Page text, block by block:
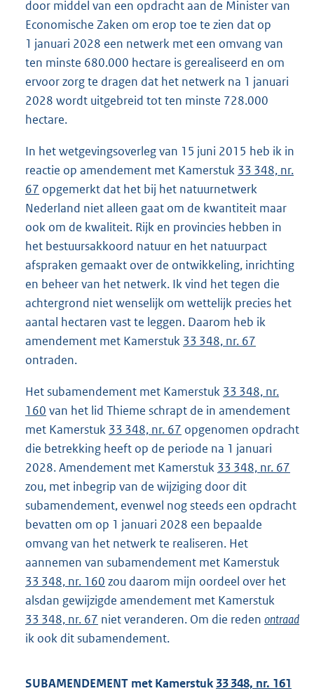
door middel van een opdracht aan de Minister van
Economische Zaken om erop toe te zien dat op
1 januari 2028 een netwerk met een omvang van
ten minste 680.000 hectare is gerealiseerd en om
ervoor zorg te dragen dat het netwerk na 1 januari
2028 wordt uitgebreid tot ten minste 728.000
hectare.
In het wetgevingsoverleg van 15 juni 2015 heb ik in
reactie op amendement met Kamerstuk 33 348, nr.
67 opgemerkt dat het bij het natuurnetwerk
Nederland niet alleen gaat om de kwantiteit maar
ook om de kwaliteit. Rijk en provincies hebben in
het bestuursakkoord natuur en het natuurpact
afspraken gemaakt over de ontwikkeling, inrichting
en beheer van het netwerk. Ik vind het tegen die
achtergrond niet wenselijk om wettelijk precies het
aantal hectaren vast te leggen. Daarom heb ik
amendement met Kamerstuk 33 348, nr. 67
ontraden.
Het subamendement met Kamerstuk 33 348, nr.
160 van het lid Thieme schrapt de in amendement
met Kamerstuk 33 348, nr. 67 opgenomen opdracht
die betrekking heeft op de periode na 1 januari
2028. Amendement met Kamerstuk 33 348, nr. 67
zou, met inbegrip van de wijziging door dit
subamendement, evenwel nog steeds een opdracht
bevatten om op 1 januari 2028 een bepaalde
omvang van het netwerk te realiseren. Het
aannemen van subamendement met Kamerstuk
33 348, nr. 160 zou daarom mijn oordeel over het
alsdan gewijzigde amendement met Kamerstuk
33 348, nr. 67 niet veranderen. Om die reden ontraad
ik ook dit subamendement.
SUBAMENDEMENT met Kamerstuk 33 348, nr. 161